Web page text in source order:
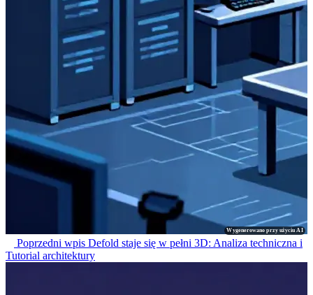
Wygenerowano przy użyciu AI
Poprzedni wpis Defold staje się w pełni 3D: Analiza techniczna i
Tutorial architektury